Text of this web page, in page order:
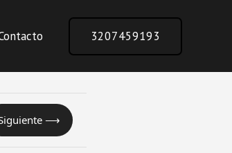
3207459193
⟶